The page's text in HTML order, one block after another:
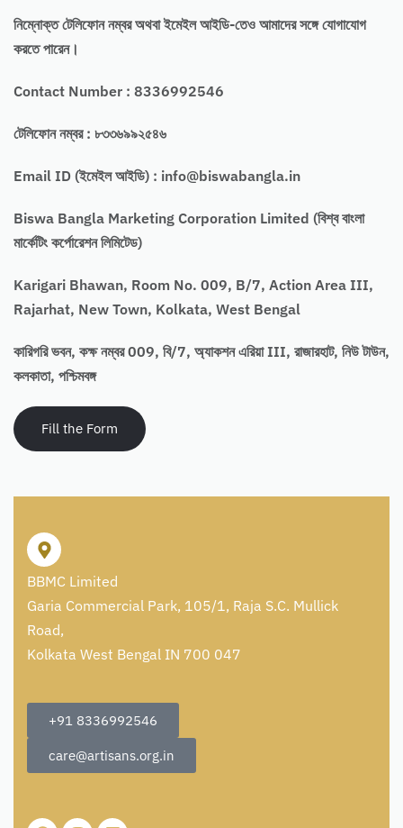
নিম্নোক্ত টেলিফোন নম্বর অথবা ইমেইল আইডি-তেও আমাদের সঙ্গে যোগাযোগ
করতে পারেন।
Contact Number : 8336992546
টেলিফোন নম্বর : ৮৩৩৬৯৯২৫৪৬
Email ID (ইমেইল আইডি) : info@biswabangla.in
Biswa Bangla Marketing Corporation Limited (বিশ্ব বাংলা
মার্কেটিং কর্পোরেশন লিমিটেড)
Karigari Bhawan, Room No. 009, B/7, Action Area III,
Rajarhat, New Town, Kolkata, West Bengal
কারিগরি ভবন, কক্ষ নম্বর 009, বি/7, অ্যাকশন এরিয়া III, রাজারহাট, নিউ টাউন,
কলকাতা, পশ্চিমবঙ্গ
Fill the Form
BBMC Limited
Garia Commercial Park, 105/1, Raja S.C. Mullick
Road,
Kolkata West Bengal IN 700 047
+91 8336992546
care@artisans.org.in